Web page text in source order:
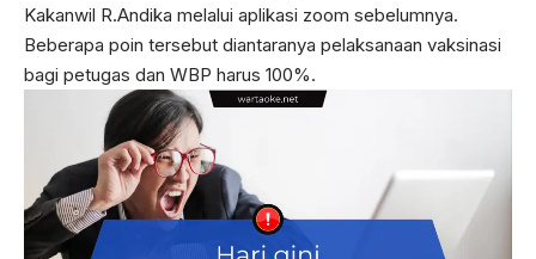
Kakanwil R.Andika melalui aplikasi zoom sebelumnya.
Beberapa poin tersebut diantaranya pelaksanaan vaksinasi
bagi petugas dan WBP harus 100%.